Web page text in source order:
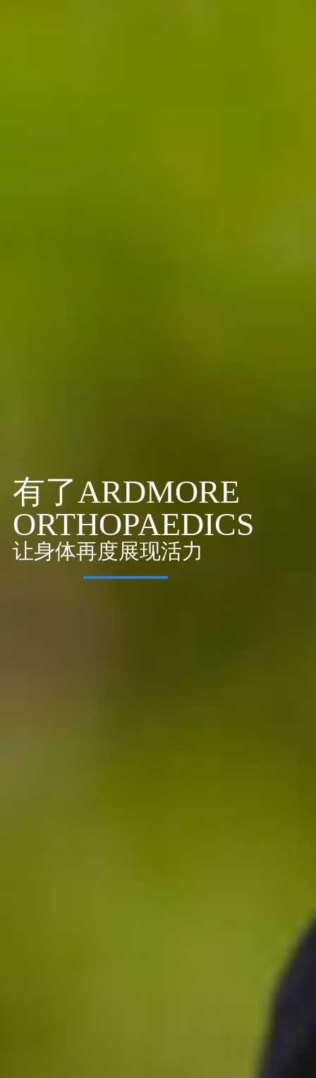
展开健全的康复旅程
有了ARDMORE
ORTHOPAEDICS
让身体再度展现活力
我们为您搞定。